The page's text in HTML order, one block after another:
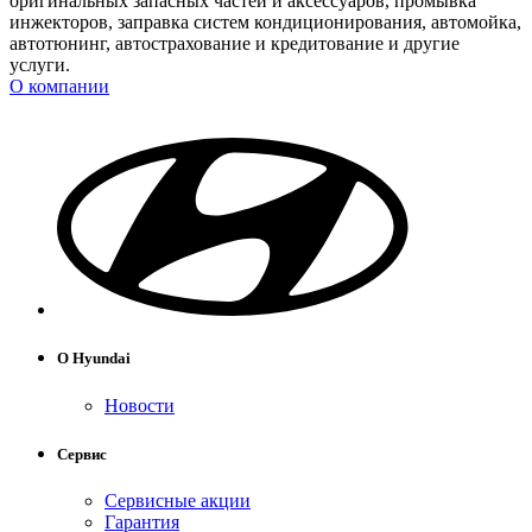
инжекторов, заправка систем кондиционирования, автомойка,
автотюнинг, автострахование и кредитование и другие
услуги.
О компании
О Hyundai
Новости
Сервис
Сервисные акции
Гарантия